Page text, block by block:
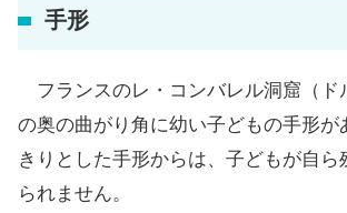
手形
フランスのレ・コンバレル洞窟（ド
の奥の曲がり角に幼い子どもの手形が
きりとした手形からは、子どもが自ら
られません。